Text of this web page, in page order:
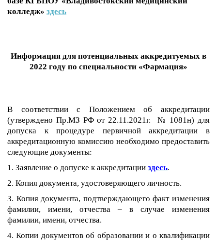
колледж» здесь
Информация для потенциальных аккредитуемых в
2022 году по специальности «Фармация»
В соответствии с Положением об аккредитации
(утверждено Пр.МЗ РФ от 22.11.2021г. № 1081н) для
допуска к процедуре первичной аккредитации в
аккредитационную комиссию необходимо предоставить
следующие документы:
1. Заявление о допуске к аккредитации здесь.
2. Копия документа, удостоверяющего личность.
3. Копия документа, подтверждающего факт изменения
фамилии, имени, отчества – в случае изменения
фамилии, имени, отчества.
4. Копии документов об образовании и о квалификации